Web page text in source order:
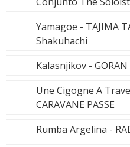
Yamagoe - TAJIMA
Shakuhachi
Kalasnjikov - GORAN
Une Cigogne A
CARAVANE PASSE
Rumba Argelina -